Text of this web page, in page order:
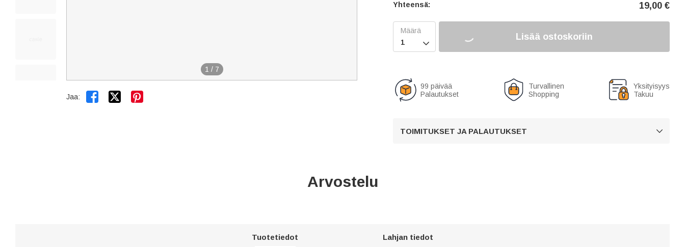
1 / 7
Jaa:  
Yhteensä: 19,00 €

Lisää ostoskoriin
99 päivää
Palautukset
Turvallinen
Shopping
Yksityisyys
Takuu
TOIMITUKSET JA PALAUTUKSET 
Arvostelu
Tuotetiedot Lahjan tiedot